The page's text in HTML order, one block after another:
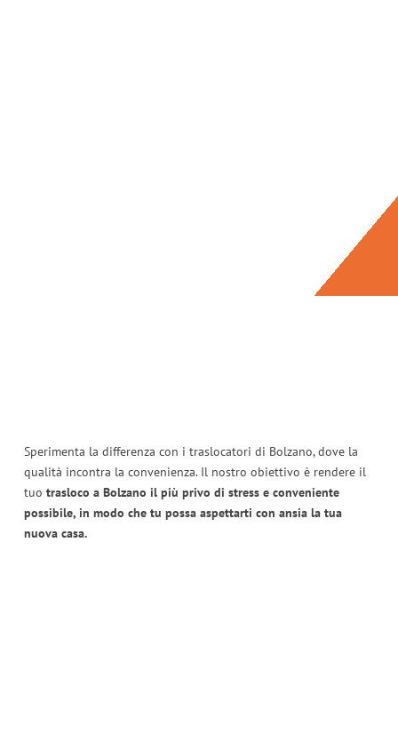
Sperimenta la differenza con i traslocatori di Bolzano, dove la
qualità incontra la convenienza. Il nostro obiettivo è rendere il
tuo trasloco a Bolzano il più privo di stress e conveniente
possibile, in modo che tu possa aspettarti con ansia la tua
nuova casa.